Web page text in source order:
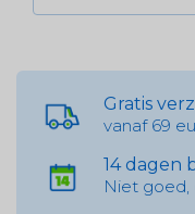
Gratis
vanaf 69
14 dagen
Niet goed,